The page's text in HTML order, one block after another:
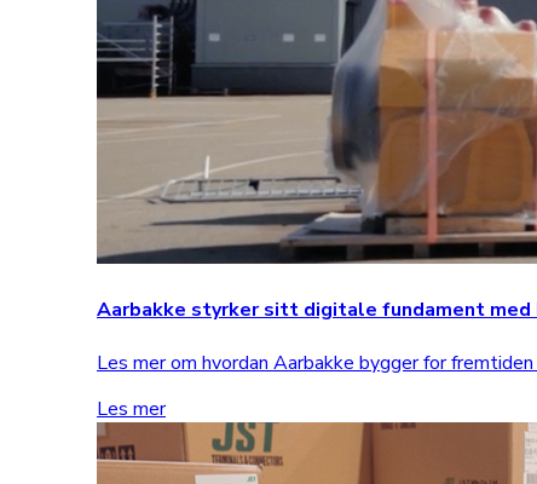
Aarbakke styrker sitt digitale fundament med
Les mer om hvordan Aarbakke bygger for
Les mer